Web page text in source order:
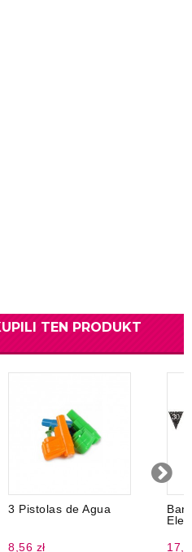
TEN PRODUKT
3 Pistolas de Agua
8,56 zł